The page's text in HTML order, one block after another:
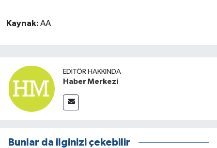
Kaynak: AA
EDITÖR HAKKINDA
Haber Merkezi
Bunlar da ilginizi çekebilir